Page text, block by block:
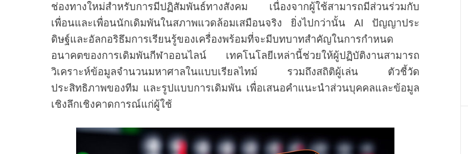
ช่องทางใหม่สำหรับการมีปฏิสัมพันธ์ทางสังคม เนื่องจากผู้ใช้สามารถมีส่วนร่วมกับ
เพื่อนและเพื่อนนักเดิมพันในสภาพแวดล้อมเสมือนจริง ยิ่งไปกว่านั้น AI ปัญญาประ
ดิษฐ์และอัลกอริธึมการเรียนรู้ของเครื่องพร้อมที่จะมีบทบาทสำคัญในการกำหนด
อนาคตของการเดิมพันกีฬาออนไลน์ เทคโนโลยีเหล่านี้ช่วยให้ผู้ปฏิบัติงานสามารถ
วิเคราะห์ข้อมูลจำนวนมหาศาลในแบบเรียลไทม์ รวมถึงสถิติผู้เล่น ตัวชี้วัด
ประสิทธิภาพของทีม และรูปแบบการเดิมพัน เพื่อเสนอคำแนะนำส่วนบุคคลและข้อมูล
เชิงลึกเชิงคาดการณ์แก่ผู้ใช้